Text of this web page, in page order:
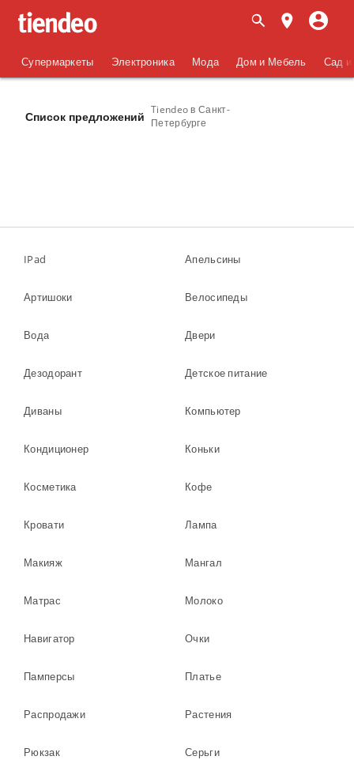
Супермаркеты Электроника Мода Дом и Мебель Сад и
Tiendeo в Санкт-
Петербурге
Список предложений
IPad Апельсины
Артишоки Велосипеды
Вода Двери
Дезодорант Детское питание
Диваны Компьютер
Кондиционер Коньки
Косметика Кофе
Кровати Лампа
Макияж Мангал
Матрас Молоко
Навигатор Очки
Памперсы Платье
Распродажи Растения
Рюкзак Серьги